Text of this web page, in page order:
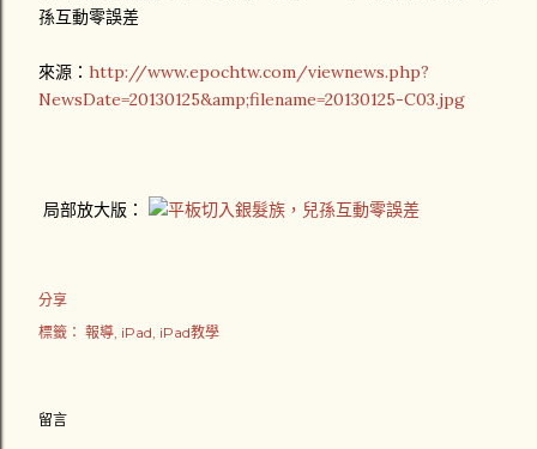
孫互動零誤差
來源： http://www.epochtw.com/viewnews.php?
NewsDate=20130125&amp;filename=20130125-C03.jpg
局部放大版：
分享
標籤： 報導 iPad iPad教學
留言